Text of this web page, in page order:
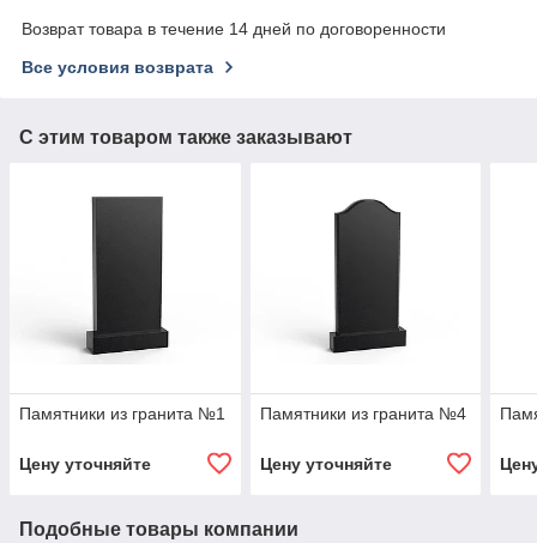
Возврат товара в течение 14 дней по договоренности
Все условия возврата
С этим товаром также заказывают
Памятники из гранита №1
Цену уточняйте
Памятники из гранита №4
Цену уточняйте
Подобные товары компании